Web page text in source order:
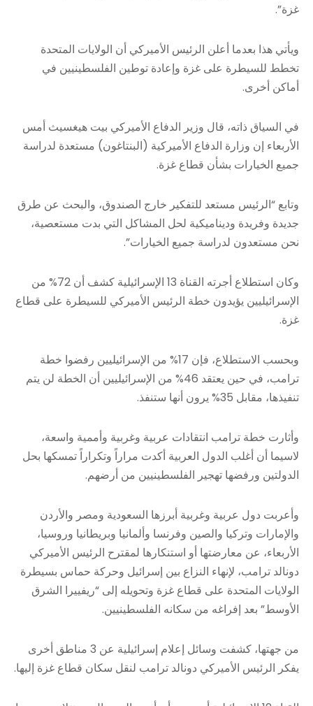
غزة”.
ويأتي هذا بعدما أعلن الرئيس الأميركي أن الولايات المتحدة
تخطط للسيطرة على غزة وإعادة توطين الفلسطينيين في
أماكن أخرى.
في السياق ذاته، قال وزير الدفاع الأميركي بيت هيغسيث أمس
الأربعاء إن وزارة الدفاع الأميركية (البنتاغون) مستعدة لدراسة
جميع الخيارات بشأن قطاع غزة.
وتابع “الرئيس مستعد للتفكير خارج الصندوق، والبحث عن طرق
جديدة وفريدة وديناميكية لحل المشاكل التي بدت مستعصية،
نحن مستعدون لدراسة جميع الخيارات”.
وكان استطلاع أجرته القناة 13 الإسرائيلية كشف أن 72% من
الإسرائيليين يؤيدون خطة الرئيس الأميركي للسيطرة على قطاع
غزة.
وبحسب الاستطلاع، فإن 17% من الإسرائيليين رفضوا خطة
ترامب، في حين يعتقد 46% من الإسرائيليين أن الخطة لن يتم
تنفيذها، مقابل 35% يرون أنها ستنفذ.
وأثارت خطة ترامب انتقادات عربية وغربية وأممية واسعة،
لاسيما أن أغلب الدول العربية أكدت مراراً وتكراراً تمسكها بحل
الدولتين ورفضها تهجير الفلسطينيين من أرضهم.
وأعربت دول عربية وغربية أبرزها السعودية ومصر والأردن
والإمارات وتركيا والصين وفرنسا وألمانيا وبريطانيا وروسيا،
الأربعاء، عن معارضتها أو استنكارها لمقترح الرئيس الأميركي
دونالد ترامب، لإنهاء النزاع بين إسرائيل وحركة حماس بسيطرة
الولايات المتحدة على قطاع غزة وتحويله إلى “ريفييرا الشرق
الأوسط” بعد إفراغه من سكانه الفلسطينيين.
من جهتها، كشفت وسائل إعلام إسرائيلية عن 3 مناطق أخرى
يفكر الرئيس الأميركي دونالد ترامب لنقل سكان قطاع غزة إليها.